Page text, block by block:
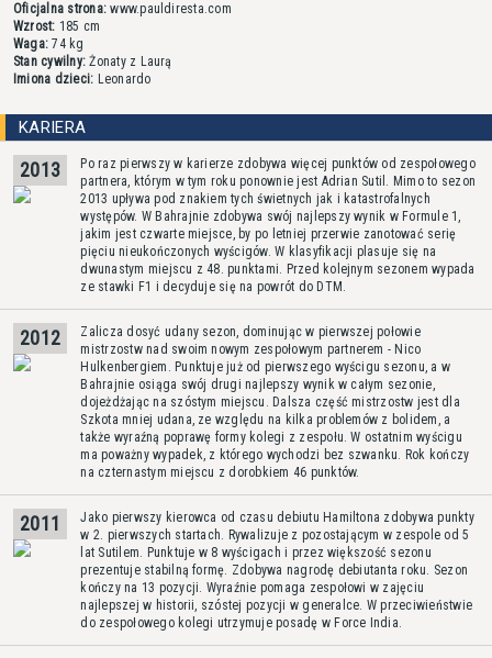
Oficjalna strona: www.pauldiresta.com
Wzrost: 185 cm
Waga: 74 kg
Stan cywilny: Żonaty z Laurą
Imiona dzieci: Leonardo
KARIERA
2013
Po raz pierwszy w karierze zdobywa więcej punktów od zespołowego
partnera, którym w tym roku ponownie jest Adrian Sutil. Mimo to sezon
2013 upływa pod znakiem tych świetnych jak i katastrofalnych
występów. W Bahrajnie zdobywa swój najlepszy wynik w Formule 1,
jakim jest czwarte miejsce, by po letniej przerwie zanotować serię
pięciu nieukończonych wyścigów. W klasyfikacji plasuje się na
dwunastym miejscu z 48. punktami. Przed kolejnym sezonem wypada
ze stawki F1 i decyduje się na powrót do DTM.
2012
Zalicza dosyć udany sezon, dominując w pierwszej połowie
mistrzostw nad swoim nowym zespołowym partnerem - Nico
Hulkenbergiem. Punktuje już od pierwszego wyścigu sezonu, a w
Bahrajnie osiąga swój drugi najlepszy wynik w całym sezonie,
dojeżdżając na szóstym miejscu. Dalsza część mistrzostw jest dla
Szkota mniej udana, ze względu na kilka problemów z bolidem, a
także wyraźną poprawę formy kolegi z zespołu. W ostatnim wyścigu
ma poważny wypadek, z którego wychodzi bez szwanku. Rok kończy
na czternastym miejscu z dorobkiem 46 punktów.
2011
Jako pierwszy kierowca od czasu debiutu Hamiltona zdobywa punkty
w 2. pierwszych startach. Rywalizuje z pozostającym w zespole od 5
lat Sutilem. Punktuje w 8 wyścigach i przez większość sezonu
prezentuje stabilną formę. Zdobywa nagrodę debiutanta roku. Sezon
kończy na 13 pozycji. Wyraźnie pomaga zespołowi w zajęciu
najlepszej w historii, szóstej pozycji w generalce. W przeciwieństwie
do zespołowego kolegi utrzymuje posadę w Force India.